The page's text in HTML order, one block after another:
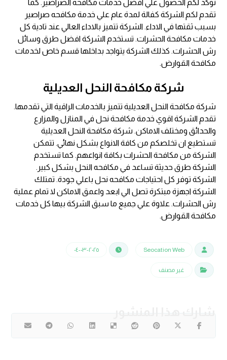
نوكد لكم الحصول علي افضل خدمات مكافحه الصراصير. كما
تقدم لكم الشركة كفالة لمدة عام علي خدمة مكافحه صراصير
بسبب ثقتها في الاداء. الشركة تتميز بالاداء العالي عند تادية كل
خدمات مكافحة الحشرات. تستخدم الشركة افضل طرق وسائل
رش الحشرات. كذلك الشركة يتواجد بداخلها قسم خاص لخدمات
مكافحة القوارض.
شركة مكافحة النحل العديلية
شركة مكافحة النحل العديلية تتميز بالخدمات الراقية التي تقدمها.
تقدم الشركة اقوي خدمة مكافحة نحل في المنازل والمزارع
والحدائق ومختلف الاماكن. شركة مكافحة النحل العديلية
تستطيع ان تخلصكم من كافة الانواع بشكل نهائي. تتمكن
الشركة من مكافحة الحشرات بكافة انواعهم. كما تستخدم
الشركة طرق حديثة تساعد في مكافحه النحل بشكل كبير.
الشركة توفر كل احتياجات مكافحه نحل باعلي جودة. تمتلك
الشركة اجهزة مبتكرة تصل الي ابعد واعمق الاماكن لا تمام عملية
رش الحشرات. علاوة علي جميع ما سبق الشركة بيها كل خدمات
مكافحة القوارض.
Seocation Web ٢٠٢٥-٠٣-٠٤
غير مصنف